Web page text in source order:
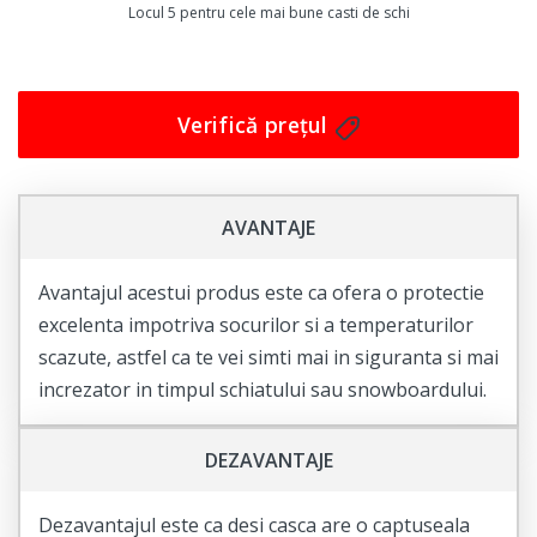
În concluzie, dacă îți place să schiezi și îți dorești să te
simți în siguranță și confortabil, casca de schi Cygnus
Locul 5 pentru cele mai bune casti de schi
Verifică prețul
AVANTAJE
Avantajul acestui produs este ca ofera o protectie
excelenta impotriva socurilor si a temperaturilor
scazute, astfel ca te vei simti mai in siguranta si mai
increzator in timpul schiatului sau snowboardului.
DEZAVANTAJE
Dezavantajul este ca desi casca are o captuseala